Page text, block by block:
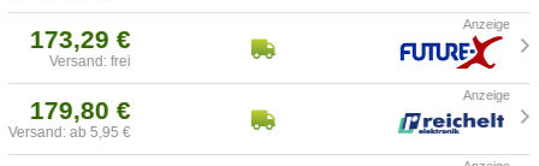
173,29 €
Versand: frei
179,80 €
Versand: ab 5,95 €